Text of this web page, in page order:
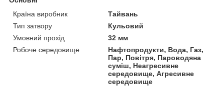
Країна виробник
Тайвань
Тип затвору
Кульовий
Умовний прохід
32 мм
Робоче середовище
Нафтопродукти, Вода, Газ,
Пар, Повітря, Пароводяна
суміш, Неагресивне
середовище, Агресивне
середовище